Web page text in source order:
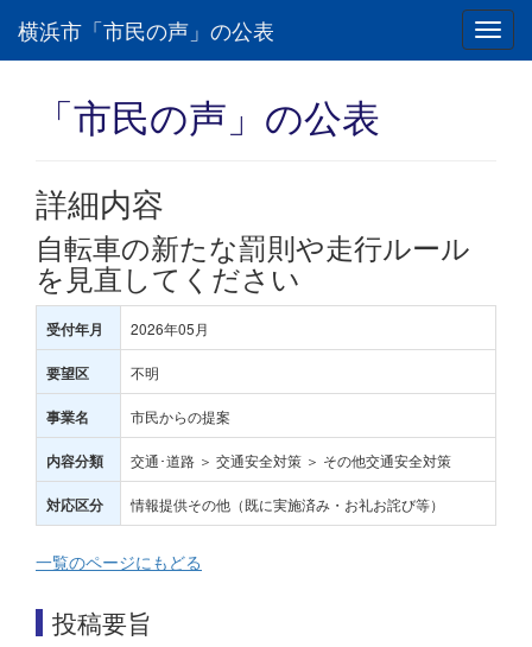
横浜市「市民の声」の公表
「市民の声」の公表
詳細内容
自転車の新たな罰則や走行ルール
を見直してください
受付年月 2026年05月
要望区 不明
事業名 市民からの提案
内容分類 交通･道路 ＞ 交通安全対策 ＞ その他交通安全対策
対応区分 情報提供その他（既に実施済み・お礼お詫び等）
一覧のページにもどる
投稿要旨